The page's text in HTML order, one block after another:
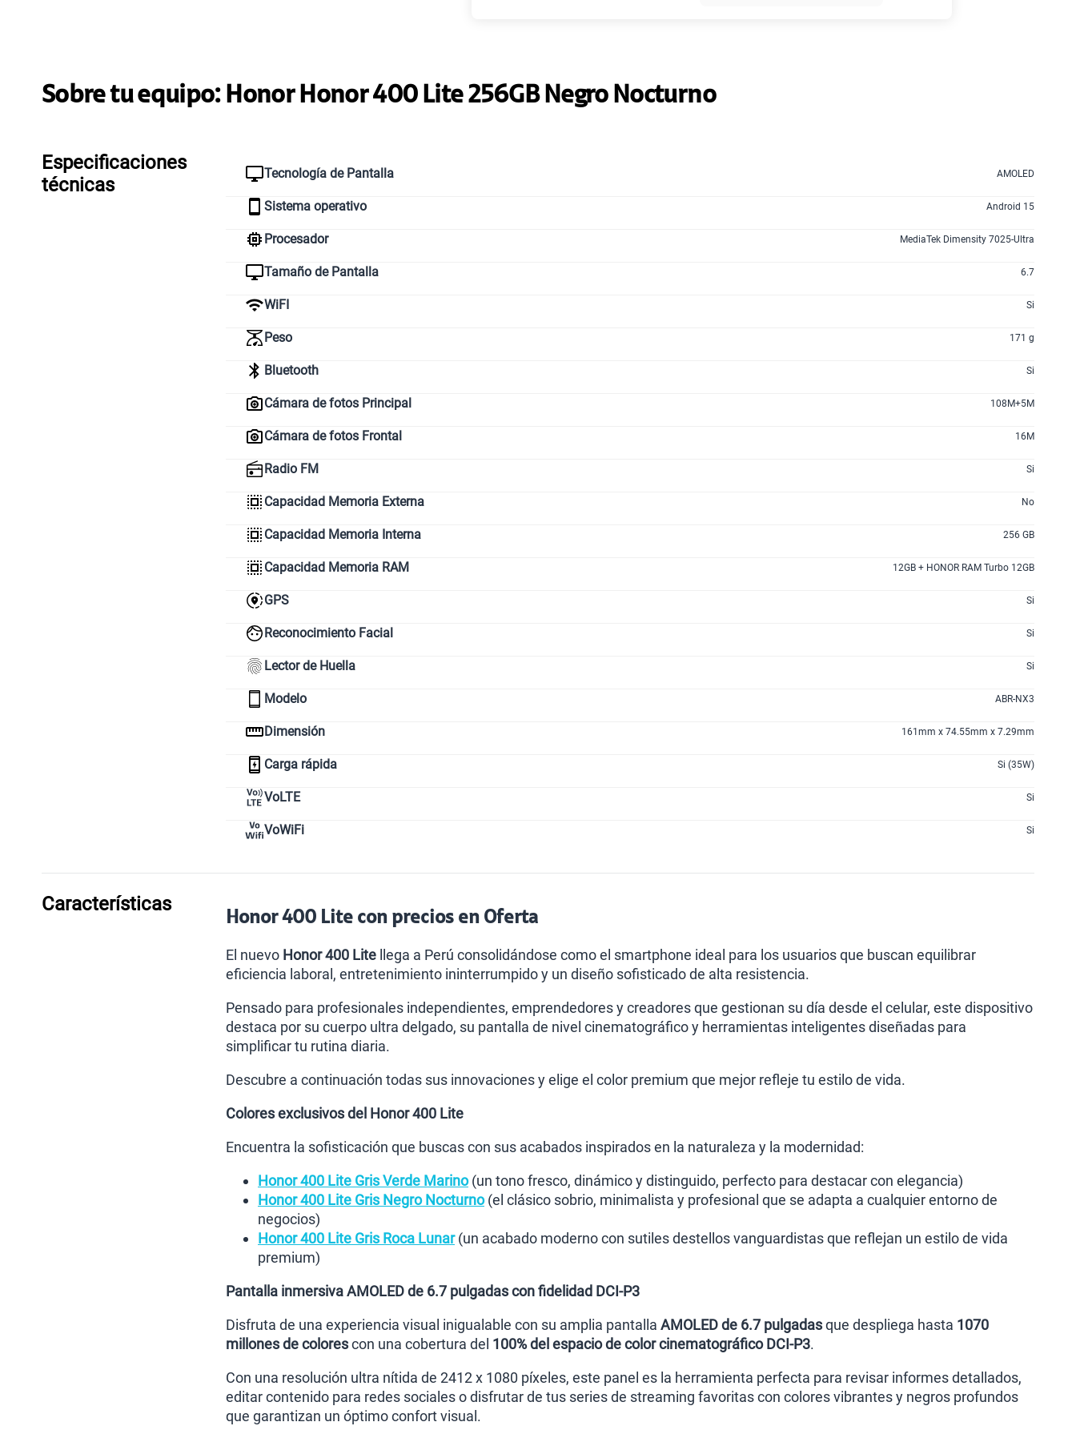
Ver más planes
Sobre tu equipo: Honor Honor 400 Lite 256GB Negro Nocturno
Especificaciones
técnicas
Tecnología de Pantalla AMOLED
Sistema operativo Android 15
Procesador MediaTek Dimensity 7025-Ultra
Tamaño de Pantalla 6.7
WiFI Si
Peso 171 g
Bluetooth Si
Cámara de fotos Principal 108M+5M
Cámara de fotos Frontal 16M
Radio FM Si
Capacidad Memoria Externa No
Capacidad Memoria Interna 256 GB
Capacidad Memoria RAM 12GB + HONOR RAM Turbo 12GB
GPS Si
Reconocimiento Facial Si
Lector de Huella Si
Modelo ABR-NX3
Dimensión 161mm x 74.55mm x 7.29mm
Carga rápida Si (35W)
VoLTE Si
VoWiFi Si
Características
Honor 400 Lite con precios en Oferta
El nuevo Honor 400 Lite llega a Perú consolidándose como el smartphone ideal para los usuarios que buscan equilibrar
eficiencia laboral, entretenimiento ininterrumpido y un diseño sofisticado de alta resistencia.
Pensado para profesionales independientes, emprendedores y creadores que gestionan su día desde el celular, este dispositivo
destaca por su cuerpo ultra delgado, su pantalla de nivel cinematográfico y herramientas inteligentes diseñadas para
simplificar tu rutina diaria.
Descubre a continuación todas sus innovaciones y elige el color premium que mejor refleje tu estilo de vida.
Colores exclusivos del Honor 400 Lite
Encuentra la sofisticación que buscas con sus acabados inspirados en la naturaleza y la modernidad:
Honor 400 Lite Gris Verde Marino(un tono fresco, dinámico y distinguido, perfecto para destacar con elegancia)
Honor 400 Lite Gris Negro Nocturno(el clásico sobrio, minimalista y profesional que se adapta a cualquier entorno de
negocios)
Honor 400 Lite Gris Roca Lunar(un acabado moderno con sutiles destellos vanguardistas que reflejan un estilo de vida
premium)
Pantalla inmersiva AMOLED de 6.7 pulgadas con fidelidad DCI-P3
Disfruta de una experiencia visual inigualable con su amplia pantalla AMOLED de 6.7 pulgadasque despliega hasta 1070
millones de colorescon una cobertura del 100% del espacio de color cinematográfico DCI-P3.
Con una resolución ultra nítida de 2412 x 1080 píxeles, este panel es la herramienta perfecta para revisar informes detallados,
editar contenido para redes sociales o disfrutar de tus series de streaming favoritas con colores vibrantes y negros profundos
que garantizan un óptimo confort visual.